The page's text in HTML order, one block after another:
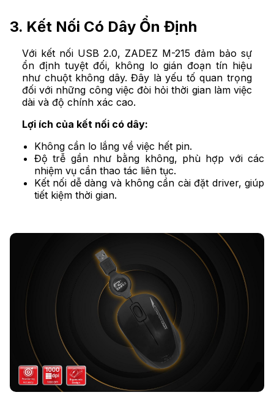
3. Kết Nối Có Dây Ổn Định
Với kết nối USB 2.0, ZADEZ M-215 đảm bảo sự
ổn định tuyệt đối, không lo gián đoạn tín hiệu
như chuột không dây. Đây là yếu tố quan trọng
đối với những công việc đòi hỏi thời gian làm việc
dài và độ chính xác cao.
Lợi ích của kết nối có dây:
Không cần lo lắng về việc hết pin.
Độ trễ gần như bằng không, phù hợp với các
nhiệm vụ cần thao tác liên tục.
Kết nối dễ dàng và không cần cài đặt driver, giúp
tiết kiệm thời gian.